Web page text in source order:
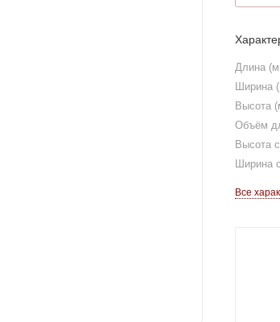
Длина
Ширина
Высота
Объём
Высота
Ширина
Все